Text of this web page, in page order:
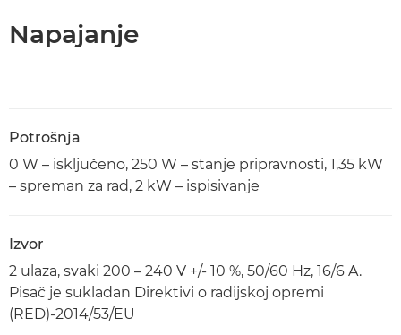
Napajanje
Potrošnja
0 W – isključeno, 250 W – stanje pripravnosti, 1,35 kW
– spreman za rad, 2 kW – ispisivanje
Izvor
2 ulaza, svaki 200 – 240 V +/- 10 %, 50/60 Hz, 16/6 A.
Pisač je sukladan Direktivi o radijskoj opremi
(RED)-2014/53/EU